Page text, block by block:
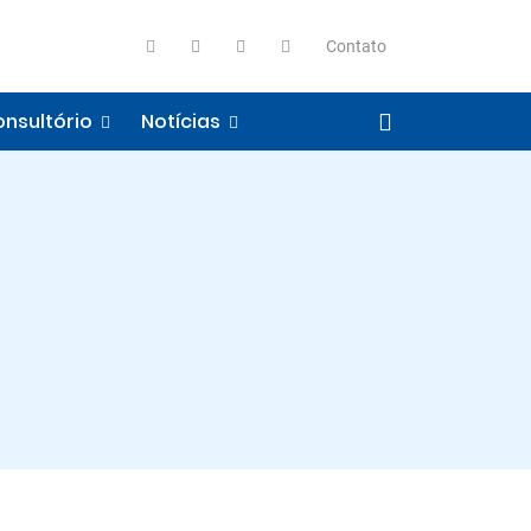
Contato
Notícias